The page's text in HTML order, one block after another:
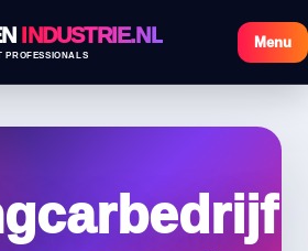
INDUSTRIE.NL
PROFESSIONALS
Menu